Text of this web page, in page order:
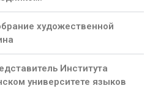
художественной
Института
университете языков